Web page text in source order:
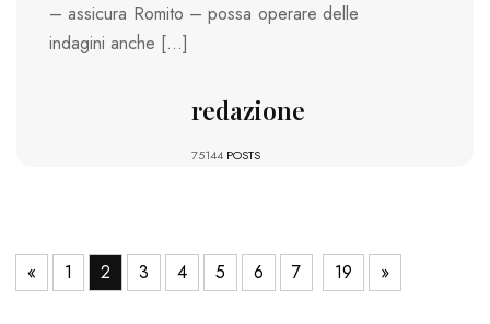
– assicura Romito – possa operare delle
indagini anche […]
redazione
75144 POSTS
« 1 2 3 4 5 6 7 19 »